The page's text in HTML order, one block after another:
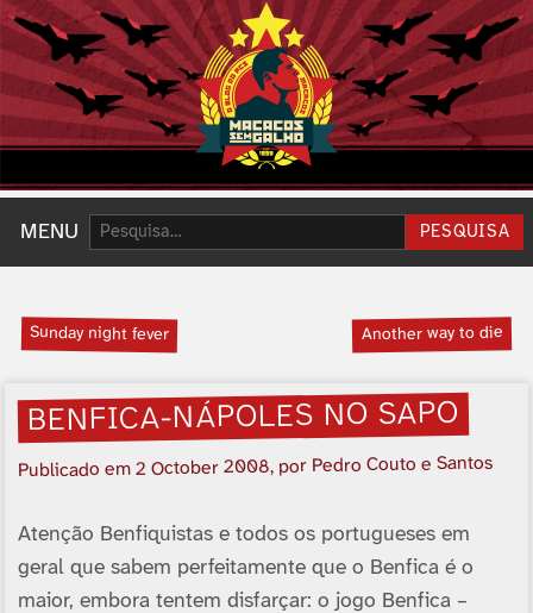
MENU Pesquisar: PESQUISA
Sunday night fever Another way to die
BENFICA-NÁPOLES NO SAPO
Publicado em2 October 2008, por Pedro Couto e Santos
Atenção Benfiquistas e todos os portugueses em
geral que sabem perfeitamente que o Benfica é o
maior, embora tentem disfarçar: o jogo Benfica –